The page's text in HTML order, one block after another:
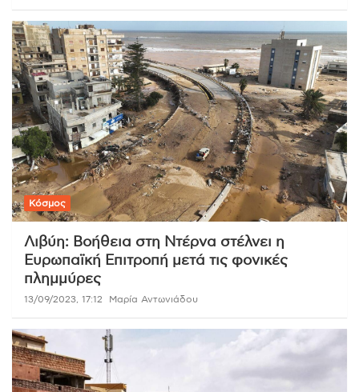
Κόσμος
Λιβύη: Βοήθεια στη Ντέρνα στέλνει η
Ευρωπαϊκή Επιτροπή μετά τις φονικές
πλημμύρες
13/09/2023, 17:12 Μαρία Αντωνιάδου